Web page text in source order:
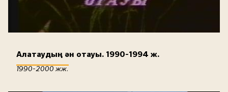
Алатаудың ән отауы. 1990-1994 ж.
1990-2000 жж.